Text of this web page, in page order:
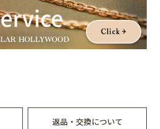
返品・交換について